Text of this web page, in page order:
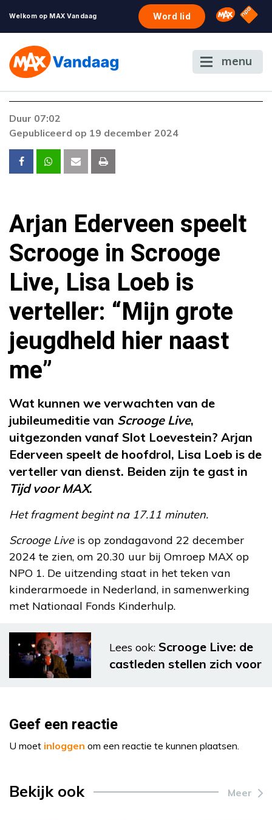
Welkom op MAX Vandaag Word lid Omroep
NPO
menu
Er is een licentie-fout opgetreden. Als het
contact op met onze klantenservice.
Duur 07:02
Gepubliceerd op 19 december 2024
Arjan Ederveen speelt
Scrooge in Scrooge
Live, Lisa Loeb is
verteller: “Mijn grote
jeugdheld hier naast
me”
Wat kunnen we verwachten van de
jubileumeditie van Scrooge Live,
uitgezonden vanaf Slot Loevestein? Arjan
Ederveen speelt de hoofdrol, Lisa Loeb is de
verteller van dienst. Beiden zijn te gast in
Tijd voor MAX.
Het fragment begint na 17.11 minuten.
Scrooge Liveis op zondagavond 22 december
2024 te zien, om 20.30 uur bij Omroep MAX op
NPO 1. De uitzending staat in het teken van
kinderarmoede in Nederland, in samenwerking
met Nationaal Fonds Kinderhulp.
Lees ook: Scrooge Live: de
castleden stellen zich voor
Geef een reactie
U moet inloggen om een reactie te kunnen plaatsen.
Bekijk ook Meer